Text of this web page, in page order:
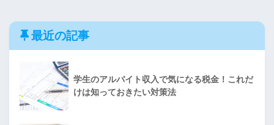
最近の記事
学生のアルバイト収入で気になる税金！これだ
けは知っておきたい対策法